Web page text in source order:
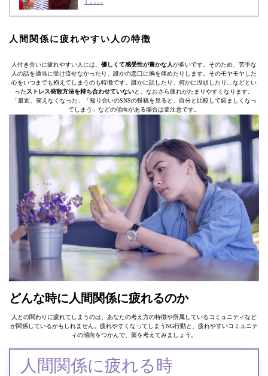
人間関係に疲れやすい人の特徴
人付き合いに疲れやすい人には、 優しくて感受性が豊かな人が多いです。そのため、苦手な
人の話を適当に受け流せなかったり、誰かの悪口に胸を痛めたりします。そのモヤモヤした
心をいつまでも抱えてしまうのも特徴です。誰かに話したり、何かに没頭したり…などとい
ったストレス発散方法を持ち合わせていないと、なおさら疲れがたまりやすくなります。
「最近、笑えなくなった」「知り合いのSNSの投稿を見ると、自分と比較して妬ましくなっ
てしまう」などの傾向がある場合は要注意です。
どんな時に人間関係に疲れるのか
人との関わりに疲れてしまうのは、あなたの考え方の特徴や所属しているコミュニティなど
が関係しているかもしれません。疲れやすくなってしまうNG行動と、疲れやすいコミュニテ
ィの傾向をつかんで、策を考えてみましょう。
人間関係に疲れる時